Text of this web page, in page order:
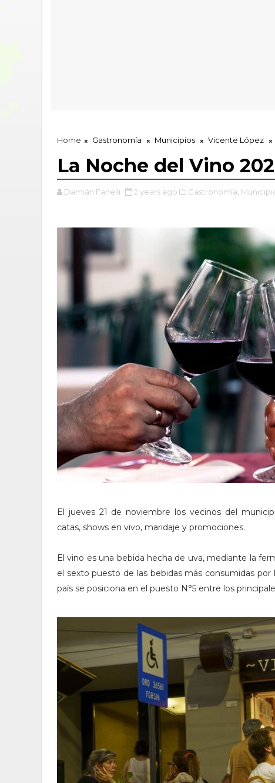
Home Gastronomía Municipios Vicente López
La Noche del Vino
Damián Fanelli 2 years ago Gastronomía,
El jueves 21 de noviembre los vecinos del
catas, shows en vivo, maridaje y promociones.
El vino es una bebida hecha de uva, mediante la
el sexto puesto de las bebidas más consumidas
país se posiciona en el puesto N°5 entre los